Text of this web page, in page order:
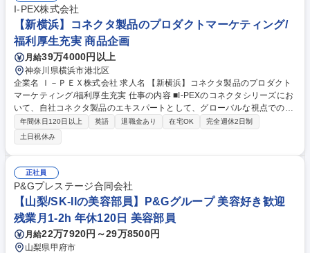
I-PEX株式会社
【新横浜】コネクタ製品のプロダクトマーケティング/
福利厚生充実 商品企画
月給39万4000円以上
神奈川県横浜市港北区
企業名 Ｉ－ＰＥＸ株式会社 求人名 【新横浜】コネクタ製品のプロダクト
マーケティング/福利厚生充実 仕事の内容 ■I-PEXのコネクタシリーズにお
いて、自社コネクタ製品のエキスパートとして、グローバルな視点での市
場分析・戦略立案・製品企画、製品シリーズのマネージメントをお任せし
ます。 メインマーケットである、コンシューマー・車載領域に対し市場動
向やアプリケーションに合わせたマーケティング活動、新製品のマネージ
メント等を行って頂きます。■具体業務【市場理解・製品戦略】・担当製
品のグローバル責任者として、市場や競合を把握し製品戦略を立案・各地
域の需要・シェア・展望を把握し、SWOT分析などを通じて販売戦略に反
映・将来の拡販戦略や新製品ロードマップを策定し、開発部門と連携して
実行 等 募集職種 【新横浜】コネクタ製品のプロダクトマーケティング/福
利厚生充実
年間休日120日以上 英語 退職金あり 在宅OK
完全週休2日制
土日祝休み
正社員
P&Gプレステージ合同会社
【山梨/SK-IIの美容部員】P&Gグループ 美容好き歓迎
残業月1-2h 年休120日 美容部員
月給22万7920円～29万8500円
山梨県甲府市